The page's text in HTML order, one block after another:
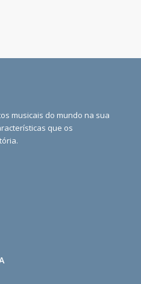
musicais do mundo na sua
que os